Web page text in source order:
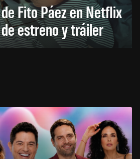
Fito Páez en Netflix
estreno y tráiler